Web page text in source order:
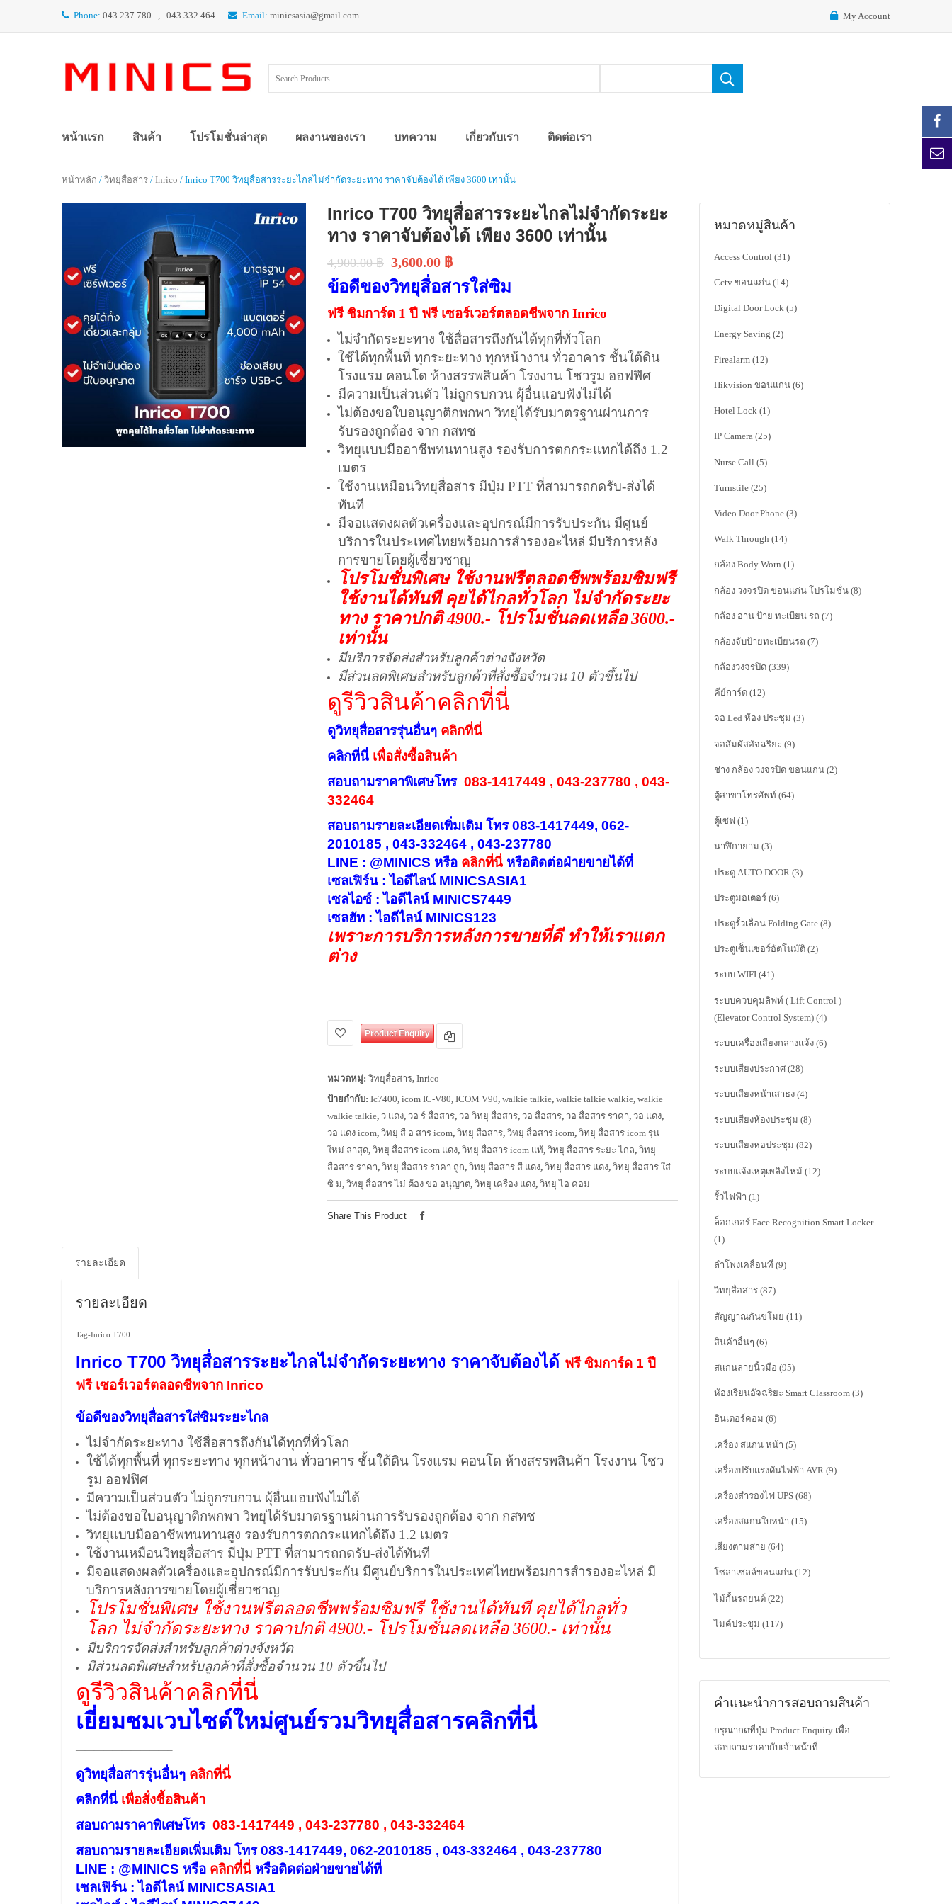
Phone: 043 237 780 , 043 332 464 Email: minicsasia@gmail.com My Account
หน้าแรก สินค้า โปรโมชั่นล่าสุด ผลงานของเรา บทความ เกี่ยวกับเรา ติดต่อเรา
หน้าหลัก / วิทยุสื่อสาร / Inrico / Inrico T700 วิทยุสื่อสารระยะไกลไม่จำกัดระยะทาง ราคาจับต้องได้ เพียง 3600 เท่านั้น
Inrico T700 วิทยุสื่อสารระยะไกลไม่จำกัดระยะ
ทาง ราคาจับต้องได้ เพียง 3600 เท่านั้น
4,900.00฿ 3,600.00 ฿
ข้อดีของวิทยุสื่อสารใส่ซิม
ฟรี ซิมการ์ด 1 ปี ฟรี เซอร์เวอร์ตลอดชีพจาก Inrico
ไม่จำกัดระยะทาง ใช้สื่อสารถึงกันได้ทุกที่ทั่วโลก
ใช้ได้ทุกพื้นที่ ทุกระยะทาง ทุกหน้างาน ทั่วอาคาร ชั้นใต้ดิน
โรงแรม คอนโด ห้างสรรพสินค้า โรงงาน โชวรูม ออฟฟิศ
มีความเป็นส่วนตัว ไม่ถูกรบกวน ผุ้อื่นแอบฟังไม่ได้
ไม่ต้องขอใบอนุญาติกพกพา วิทยุได้รับมาตรฐานผ่านการ
รับรองถูกต้อง จาก กสทช
วิทยุแบบมืออาชีพทนทานสูง รองรับการตกกระแทกได้ถึง 1.2
เมตร
ใช้งานเหมือนวิทยุสื่อสาร มีปุ่ม PTT ที่สามารถกดรับ-ส่งได้
ทันที
มีจอแสดงผลตัวเครื่องและอุปกรณ์มีการรับประกัน มีศูนย์
บริการในประเทศไทยพร้อมการสำรองอะไหล่ มีบริการหลัง
การขายโดยผู้เชี่ยวชาญ
โปรโมชั่นพิเศษ ใช้งานฟรีตลอดชีพพร้อมซิมฟรี
ใช้งานได้ทันที คุยได้ไกลทั่วโลก ไม่จำกัดระยะ
ทาง ราคาปกติ 4900.- โปรโมชั่นลดเหลือ 3600.-
เท่านั้น
มีบริการจัดส่งสำหรับลูกค้าต่างจังหวัด
มีส่วนลดพิเศษสำหรับลูกค้าที่สั่งซื้อจำนวน 10 ตัวขึ้นไป
ดูรีวิวสินค้าคลิกที่นี่
ดูวิทยุสื่อสารรุ่นอื่นๆ คลิกที่นี่
คลิกที่นี่ เพื่อสั่งซื้อสินค้า
สอบถามราคาพิเศษโทร 083-1417449 , 043-237780 , 043-
332464
สอบถามรายละเอียดเพิ่มเติม โทร 083-1417449, 062-
2010185 , 043-332464 , 043-237780
LINE : @MINICS หรือ คลิกที่นี่ หรือติดต่อฝ่ายขายได้ที่
เซลเฟิร์น : ไอดีไลน์ MINICSASIA1
เซลไอซ์ : ไอดีไลน์ MINICS7449
เซลฮัท : ไอดีไลน์ MINICS123
เพราะการบริการหลังการขายที่ดี ทำให้เราแตก
ต่าง
Product Enquiry
หมวดหมู่: วิทยุสื่อสาร, Inrico
ป้ายกำกับ: Ic7400, icom IC-V80, ICOM V90, walkie talkie, walkie talkie walkie, walkie
walkie talkie, ว แดง, วอ ร์ สื่อสาร, วอ วิทยุ สื่อสาร, วอ สื่อสาร, วอ สื่อสาร ราคา, วอ แดง,
วอ แดง icom, วิทยุ สื อ สาร icom, วิทยุ สื่อสาร, วิทยุ สื่อสาร icom, วิทยุ สื่อสาร icom รุ่น
ใหม่ ล่าสุด, วิทยุ สื่อสาร icom แดง, วิทยุ สื่อสาร icom แท้, วิทยุ สื่อสาร ระยะ ไกล, วิทยุ
สื่อสาร ราคา, วิทยุ สื่อสาร ราคา ถูก, วิทยุ สื่อสาร สี แดง, วิทยุ สื่อสาร แดง, วิทยุ สื่อสาร ใส่
ซิ ม, วิทยุ สื่อสาร ไม่ ต้อง ขอ อนุญาต, วิทยุ เครื่อง แดง, วิทยุ ไอ คอม
Share This Product
รายละเอียด
รายละเอียด
Tag-Inrico T700
Inrico T700 วิทยุสื่อสารระยะไกลไม่จำกัดระยะทาง ราคาจับต้องได้ ฟรี ซิมการ์ด 1 ปี
ฟรี เซอร์เวอร์ตลอดชีพจาก Inrico
ข้อดีของวิทยุสื่อสารใส่ซิมระยะไกล
ไม่จำกัดระยะทาง ใช้สื่อสารถึงกันได้ทุกที่ทั่วโลก
ใช้ได้ทุกพื้นที่ ทุกระยะทาง ทุกหน้างาน ทั่วอาคาร ชั้นใต้ดิน โรงแรม คอนโด ห้างสรรพสินค้า โรงงาน โชว
รูม ออฟฟิศ
มีความเป็นส่วนตัว ไม่ถูกรบกวน ผุ้อื่นแอบฟังไม่ได้
ไม่ต้องขอใบอนุญาติกพกพา วิทยุได้รับมาตรฐานผ่านการรับรองถูกต้อง จาก กสทช
วิทยุแบบมืออาชีพทนทานสูง รองรับการตกกระแทกได้ถึง 1.2 เมตร
ใช้งานเหมือนวิทยุสื่อสาร มีปุ่ม PTT ที่สามารถกดรับ-ส่งได้ทันที
มีจอแสดงผลตัวเครื่องและอุปกรณ์มีการรับประกัน มีศูนย์บริการในประเทศไทยพร้อมการสำรองอะไหล่ มี
บริการหลังการขายโดยผู้เชี่ยวชาญ
โปรโมชั่นพิเศษ ใช้งานฟรีตลอดชีพพร้อมซิมฟรี ใช้งานได้ทันที คุยได้ไกลทั่ว
โลก ไม่จำกัดระยะทาง ราคาปกติ 4900.- โปรโมชั่นลดเหลือ 3600.- เท่านั้น
มีบริการจัดส่งสำหรับลูกค้าต่างจังหวัด
มีส่วนลดพิเศษสำหรับลูกค้าที่สั่งซื้อจำนวน 10 ตัวขึ้นไป
ดูรีวิวสินค้าคลิกที่นี่
เยี่ยมชมเวบไซต์ใหม่ศูนย์รวมวิทยุสื่อสารคลิกที่นี่
——————————–
ดูวิทยุสื่อสารรุ่นอื่นๆ คลิกที่นี่
คลิกที่นี่ เพื่อสั่งซื้อสินค้า
สอบถามราคาพิเศษโทร 083-1417449 , 043-237780 , 043-332464
สอบถามรายละเอียดเพิ่มเติม โทร 083-1417449, 062-2010185 , 043-332464 , 043-237780
LINE : @MINICS หรือ คลิกที่นี่ หรือติดต่อฝ่ายขายได้ที่
เซลเฟิร์น : ไอดีไลน์ MINICSASIA1
หมวดหมู่สินค้า
Access Control (31)
Cctv ขอนแก่น (14)
Digital Door Lock (5)
Energy Saving (2)
Firealarm (12)
Hikvision ขอนแก่น (6)
Hotel Lock (1)
IP Camera (25)
Nurse Call (5)
Turnstile (25)
Video Door Phone (3)
Walk Through (14)
กล้อง Body Worn (1)
กล้อง วงจรปิด ขอนแก่น โปรโมชั่น (8)
กล้อง อ่าน ป้าย ทะเบียน รถ (7)
กล้องจับป้ายทะเบียนรถ (7)
กล้องวงจรปิด (339)
คีย์การ์ด (12)
จอ Led ห้อง ประชุม (3)
จอสัมผัสอัจฉริยะ (9)
ช่าง กล้อง วงจรปิด ขอนแก่น (2)
ตู้สาขาโทรศัพท์ (64)
ตู้เซฟ (1)
นาฬิกายาม (3)
ประตู AUTO DOOR (3)
ประตูมอเตอร์ (6)
ประตูรั้วเลื่อน Folding Gate (8)
ประตูเซ็นเซอร์อัตโนมัติ (2)
ระบบ WIFI (41)
ระบบควบคุมลิฟท์ ( Lift Control )
(Elevator Control System) (4)
ระบบเครื่องเสียงกลางแจ้ง (6)
ระบบเสียงประกาศ (28)
ระบบเสียงหน้าเสาธง (4)
ระบบเสียงห้องประชุม (8)
ระบบเสียงหอประชุม (82)
ระบบแจ้งเหตุเพลิงไหม้ (12)
รั้วไฟฟ้า (1)
ล็อกเกอร์ Face Recognition Smart Locker
(1)
ลำโพงเคลื่อนที่ (9)
วิทยุสื่อสาร (87)
สัญญาณกันขโมย (11)
สินค้าอื่นๆ (6)
สแกนลายนิ้วมือ (95)
ห้องเรียนอัจฉริยะ Smart Classroom (3)
อินเตอร์คอม (6)
เครื่อง สแกน หน้า (5)
เครื่องปรับแรงดันไฟฟ้า AVR (9)
เครื่องสำรองไฟ UPS (68)
เครื่องสแกนใบหน้า (15)
เสียงตามสาย (64)
โซล่าเซลล์ขอนแก่น (12)
ไม้กั้นรถยนต์ (22)
ไมค์ประชุม (117)
คำแนะนำการสอบถามสินค้า
กรุณากดที่ปุ่ม Product Enquiry เพื่อ
สอบถามราคากับเจ้าหน้าที่